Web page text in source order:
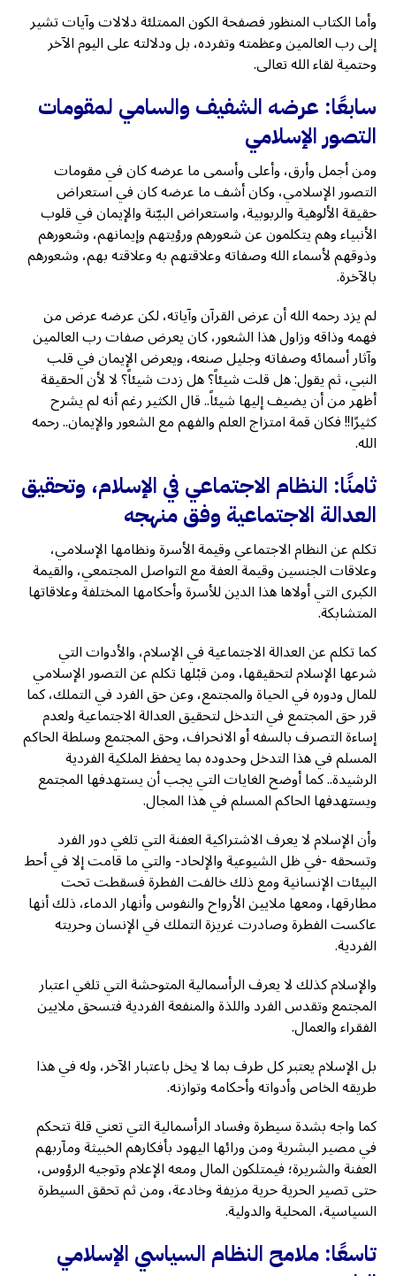
وأما الكتاب المنظور فصفحة الكون الممتلئة دلالات وآيات تشير
إلى رب العالمين وعظمته وتفرده، بل ودلالته على اليوم الآخر
وحتمية لقاء الله تعالى.
سابعًا: عرضه الشفيف والسامي لمقومات
التصور الإسلامي
ومن أجمل وأرق، وأعلى وأسمى ما عرضه كان في مقومات
التصور الإسلامي، وكان أشف ما عرضه كان في استعراض
حقيقة الألوهية والربوبية، واستعراض البيّنة والإيمان في قلوب
الأنبياء وهم يتكلمون عن شعورهم ورؤيتهم وإيمانهم، وشعورهم
وذوقهم لأسماء الله وصفاته وعلاقتهم به وعلاقته بهم، وشعورهم
بالآخرة.
لم يزد رحمه الله أن عرض القرآن وآياته، لكن عرضه عرض من
فهمه وذاقه وزاول هذا الشعور، كان يعرض صفات رب العالمين
وآثار أسمائه وصفاته وجليل صنعه، ويعرض الإيمان في قلب
النبي، ثم يقول: هل قلت شيئاً؟ هل زدت شيئاً؟ لا لأن الحقيقة
أظهر من أن يضيف إليها شيئاً.. قال الكثير رغم أنه لم يشرح
كثيرًا!! فكان قمة امتزاج العلم والفهم مع الشعور والإيمان.. رحمه
الله.
ثامنًا: النظام الاجتماعي في الإسلام، وتحقيق
العدالة الاجتماعية وفق منهجه
تكلم عن النظام الاجتماعي وقيمة الأسرة ونظامها الإسلامي،
وعلاقات الجنسين وقيمة العفة مع التواصل المجتمعي، والقيمة
الكبرى التي أولاها هذا الدين للأسرة وأحكامها المختلفة وعلاقاتها
المتشابكة.
كما تكلم عن العدالة الاجتماعية في الإسلام، والأدوات التي
شرعها الإسلام لتحقيقها، ومن قبْلها تكلم عن التصور الإسلامي
للمال ودوره في الحياة والمجتمع، وعن حق الفرد في التملك، كما
قرر حق المجتمع في التدخل لتحقيق العدالة الاجتماعية ولعدم
إساءة التصرف بالسفه أو الانحراف، وحق المجتمع وسلطة الحاكم
المسلم في هذا التدخل وحدوده بما يحفظ الملكية الفردية
الرشيدة.. كما أوضح الغايات التي يجب أن يستهدفها المجتمع
ويستهدفها الحاكم المسلم في هذا المجال.
وأن الإسلام لا يعرف الاشتراكية العفنة التي تلغي دور الفرد
وتسحقه -في ظل الشيوعية والإلحاد- والتي ما قامت إلا في أحط
البيئات الإنسانية ومع ذلك خالفت الفطرة فسقطت تحت
مطارقها، ومعها ملايين الأرواح والنفوس وأنهار الدماء، ذلك أنها
عاكست الفطرة وصادرت غريزة التملك في الإنسان وحريته
الفردية.
والإسلام كذلك لا يعرف الرأسمالية المتوحشة التي تلغي اعتبار
المجتمع وتقدس الفرد واللذة والمنفعة الفردية فتسحق ملايين
الفقراء والعمال.
بل الإسلام يعتبر كل طرف بما لا يخل باعتبار الآخر، وله في هذا
طريقه الخاص وأدواته وأحكامه وتوازنه.
كما واجه بشدة سيطرة وفساد الرأسمالية التي تعني قلة تتحكم
في مصير البشرية ومن ورائها اليهود بأفكارهم الخبيثة ومآربهم
العفنة والشريرة؛ فيمتلكون المال ومعه الإعلام وتوجيه الرؤوس،
حتى تصير الحرية حرية مزيفة وخادعة، ومن ثم تحقق السيطرة
السياسية، المحلية والدولية.
تاسعًا: ملامح النظام السياسي الإسلامي